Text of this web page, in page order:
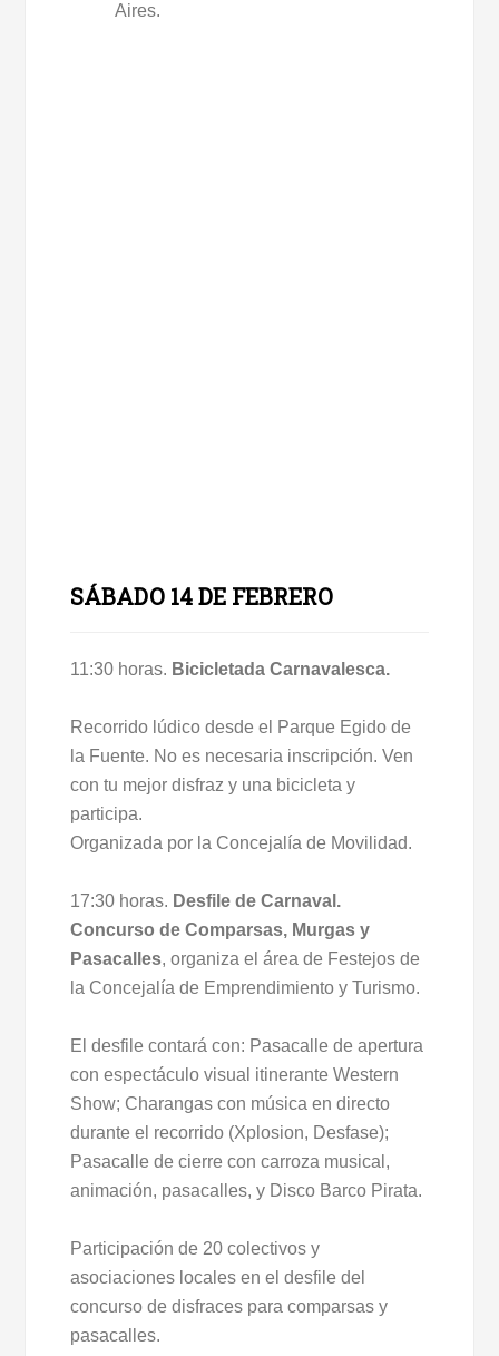
Aires.
SÁBADO 14 DE FEBRERO
11:30 horas. Bicicletada Carnavalesca.
Recorrido lúdico desde el Parque Egido de
la Fuente. No es necesaria inscripción. Ven
con tu mejor disfraz y una bicicleta y
participa.
Organizada por la Concejalía de Movilidad.
17:30 horas. Desfile de Carnaval.
Concurso de Comparsas, Murgas y
Pasacalles, organiza el área de Festejos de
la Concejalía de Emprendimiento y Turismo.
El desfile contará con: Pasacalle de apertura
con espectáculo visual itinerante Western
Show; Charangas con música en directo
durante el recorrido (Xplosion, Desfase);
Pasacalle de cierre con carroza musical,
animación, pasacalles, y Disco Barco Pirata.
Participación de 20 colectivos y
asociaciones locales en el desfile del
concurso de disfraces para comparsas y
pasacalles.